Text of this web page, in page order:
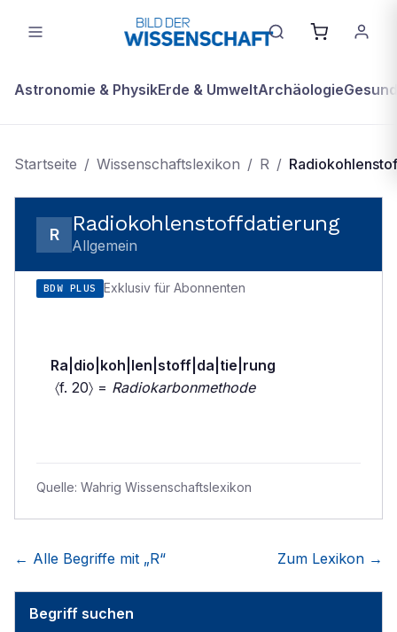
Astronomie & PhysikErde & UmweltArchäologie
Startseite / Wissenschaftslexikon / R /
R Radiokohlenstoffdatierung
Allgemein
BDW PLUS Exklusiv für Abonnenten
Ra|dio|koh|len|stoff|da|tie|rung
〈f. 20〉 = Radiokarbonmethode
Quelle: Wahrig Wissenschaftslexikon
← Alle Begriffe mit „R“ Zum Lexikon →
Begriff suchen